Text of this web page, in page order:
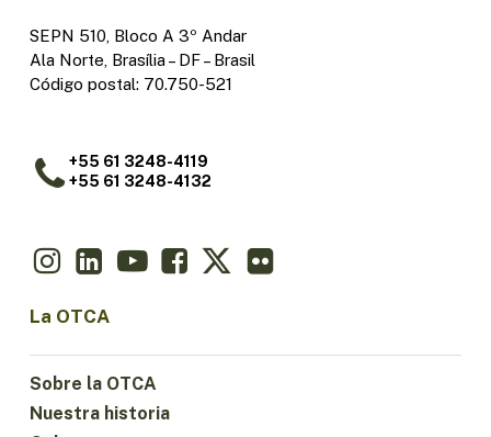
SEPN 510, Bloco A 3º Andar
Ala Norte, Brasília – DF – Brasil
Código postal: 70.750-521
+55 61 3248-4119
+55 61 3248-4132
La OTCA
Sobre la OTCA
Nuestra historia